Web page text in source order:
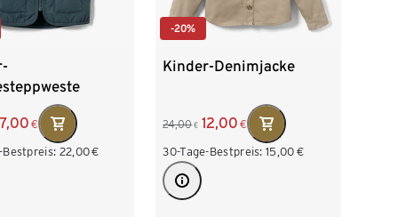
€
Bestpreis: 22,00€
-20%
Kinder-Denimjacke
24,00 € 12,00 €
30-Tage-Bestpreis: 15,00 €